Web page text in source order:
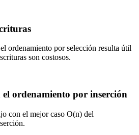
ordenamiento por selección resulta útil
son costosos.
ordenamiento por inserción
con el mejor caso O(n) del